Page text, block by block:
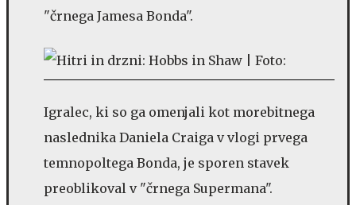
"črnega Jamesa Bonda".
Igralec, ki so ga omenjali kot morebitnega
naslednika Daniela Craiga v vlogi prvega
temnopoltega Bonda, je sporen stavek
preoblikoval v "črnega Supermana".